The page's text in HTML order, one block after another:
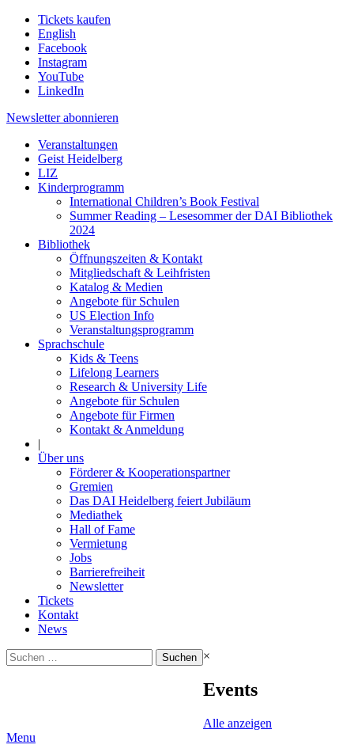
Tickets kaufen
English
Facebook
Instagram
YouTube
LinkedIn
Newsletter abonnieren
Veranstaltungen
Geist Heidelberg
LIZ
Kinderprogramm
International Children’s Book Festival
Summer Reading – Lesesommer der DAI Bibliothek
2024
Bibliothek
Öffnungszeiten & Kontakt
Mitgliedschaft & Leihfristen
Katalog & Medien
Angebote für Schulen
US Election Info
Veranstaltungsprogramm
Sprachschule
Kids & Teens
Lifelong Learners
Research & University Life
Angebote für Schulen
Angebote für Firmen
Kontakt & Anmeldung
|
Über uns
Förderer & Kooperationspartner
Gremien
Das DAI Heidelberg feiert Jubiläum
Mediathek
Hall of Fame
Vermietung
Jobs
Barrierefreiheit
Newsletter
Tickets
Kontakt
News
Suchen
nach:
×
Events
Alle anzeigen
Menu